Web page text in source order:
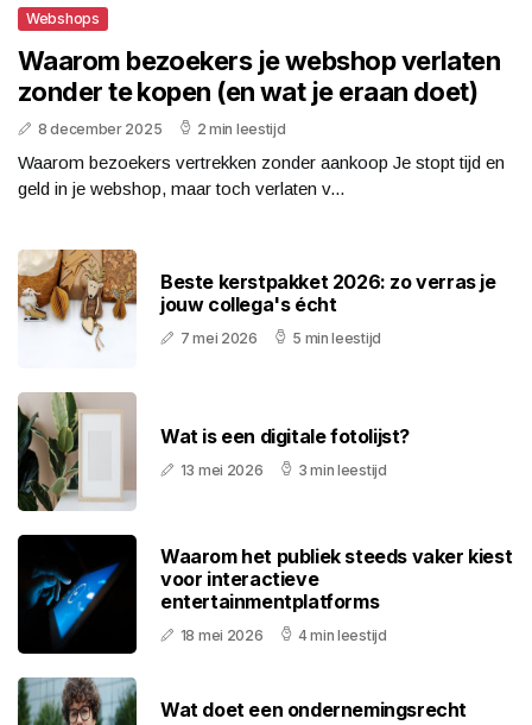
Webshops
Waarom bezoekers je webshop verlaten
zonder te kopen (en wat je eraan doet)
8 december 2025 2 min leestijd
Waarom bezoekers vertrekken zonder aankoop Je stopt tijd en
geld in je webshop, maar toch verlaten v...
Beste kerstpakket 2026: zo verras je
jouw collega's écht
7 mei 2026 5 min leestijd
Wat is een digitale fotolijst?
13 mei 2026 3 min leestijd
Waarom het publiek steeds vaker kiest
voor interactieve
entertainmentplatforms
18 mei 2026 4 min leestijd
Wat doet een ondernemingsrecht